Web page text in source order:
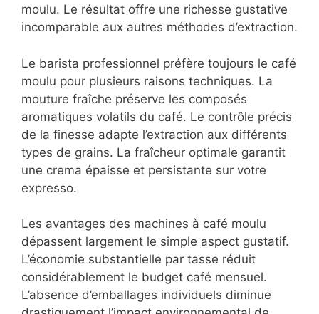
moulu. Le résultat offre une richesse gustative
incomparable aux autres méthodes d’extraction.
Le barista professionnel préfère toujours le café
moulu pour plusieurs raisons techniques. La
mouture fraîche préserve les composés
aromatiques volatils du café. Le contrôle précis
de la finesse adapte l’extraction aux différents
types de grains. La fraîcheur optimale garantit
une crema épaisse et persistante sur votre
expresso.
Les avantages des machines à café moulu
dépassent largement le simple aspect gustatif.
L’économie substantielle par tasse réduit
considérablement le budget café mensuel.
L’absence d’emballages individuels diminue